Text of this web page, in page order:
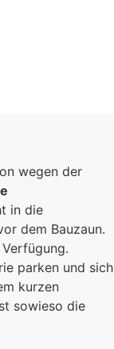
wegen der
in die
dem Bauzaun.
parken und sich
kurzen
sowieso die